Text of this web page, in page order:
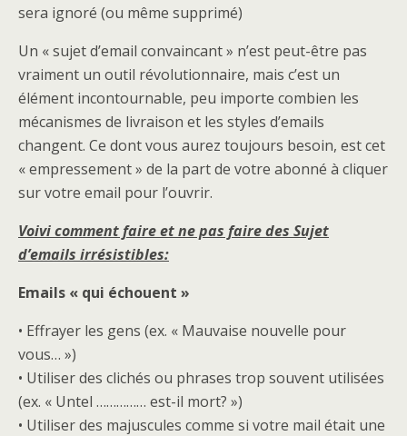
sera ignoré (ou même supprimé)
Un « sujet d’email convaincant » n’est peut-être pas
vraiment un outil révolutionnaire, mais c’est un
élément incontournable, peu importe combien les
mécanismes de livraison et les styles d’emails
changent. Ce dont vous aurez toujours besoin, est cet
« empressement » de la part de votre abonné à cliquer
sur votre email pour l’ouvrir.
Voivi comment faire et ne pas faire des Sujet
d’emails irrésistibles:
Emails « qui échouent »
• Effrayer les gens (ex. « Mauvaise nouvelle pour
vous… »)
• Utiliser des clichés ou phrases trop souvent utilisées
(ex. « Untel …………… est-il mort? »)
• Utiliser des majuscules comme si votre mail était une